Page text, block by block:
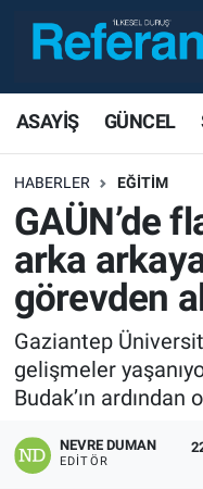
ASAYİŞ GÜNCEL
HABERLER EĞİTİM
GAÜN’de
arka
görevden
Gaziantep
gelişmeler
Budak’ın ardından
NEVRE DUMAN
EDITÖR